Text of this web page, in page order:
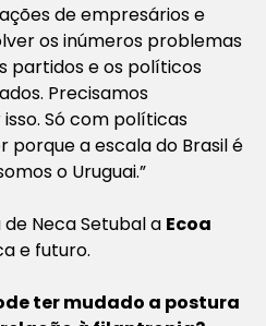
de empresários e
os inúmeros problemas
partidos e os políticos
Precisamos
Só com políticas
porque a escala do Brasil é
o Uruguai.”
Neca Setubal a Ecoa
e futuro.
ter mudado a postura